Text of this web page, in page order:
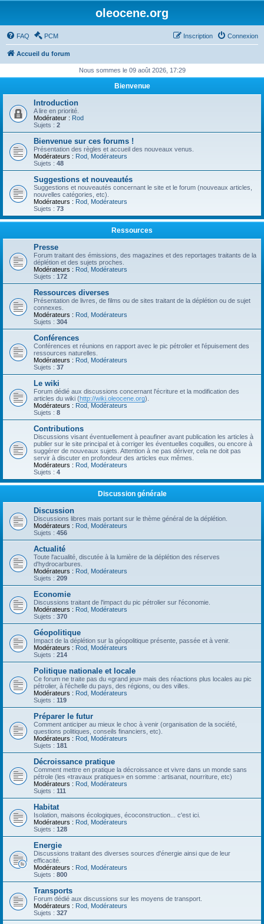
oleocene.org
FAQ PCM Connexion
Inscription
Accueil du forum
Nous sommes le 09 août 2026, 17:29
Bienvenue
Introduction
A lire en priorité.
Modérateur : Rod
Sujets : 2
Bienvenue sur ces forums !
Présentation des règles et accueil des nouveaux venus.
Modérateurs : Rod Modérateurs
Sujets : 48
Suggestions et nouveautés
Suggestions et nouveautés concernant le site et le forum (nouveaux articles,
nouvelles catégories, etc).
Modérateurs : Rod Modérateurs
Sujets : 73
Ressources
Presse
Forum traitant des émissions, des magazines et des reportages traitants de la
déplétion et des sujets proches.
Modérateurs : Rod Modérateurs
Sujets : 172
Ressources diverses
Présentation de livres, de films ou de sites traitant de la déplétion ou de sujet
connexes.
Modérateurs : Rod Modérateurs
Sujets : 304
Conférences
Conférences et réunions en rapport avec le pic pétrolier et l'épuisement des
ressources naturelles.
Modérateurs : Rod Modérateurs
Sujets : 37
Le wiki
Forum dédié aux discussions concernant l'écriture et la modification des
articles du wiki (http://wiki.oleocene.org).
Modérateurs : Rod Modérateurs
Sujets : 8
Contributions
Discussions visant éventuellement à peaufiner avant publication les articles à
publier sur le site principal et à corriger les éventuelles coquilles, ou encore à
suggérer de nouveaux sujets. Attention à ne pas dériver, cela ne doit pas
servir à discuter en profondeur des articles eux mêmes.
Modérateurs : Rod Modérateurs
Sujets : 4
Discussion générale
Discussion
Discussions libres mais portant sur le thème général de la déplétion.
Modérateurs : Rod Modérateurs
Sujets : 456
Actualité
Toute l'acualité, discutée à la lumière de la déplétion des réserves
d'hydrocarbures.
Modérateurs : Rod Modérateurs
Sujets : 209
Economie
Discussions traitant de l'impact du pic pétrolier sur l'économie.
Modérateurs : Rod Modérateurs
Sujets : 370
Géopolitique
Impact de la déplétion sur la géopolitique présente, passée et à venir.
Modérateurs : Rod Modérateurs
Sujets : 214
Politique nationale et locale
Ce forum ne traite pas du «grand jeu» mais des réactions plus locales au pic
pétrolier, à l'échelle du pays, des régions, ou des villes.
Modérateurs : Rod Modérateurs
Sujets : 119
Préparer le futur
Comment anticiper au mieux le choc à venir (organisation de la société,
questions politiques, conseils financiers, etc).
Modérateurs : Rod Modérateurs
Sujets : 181
Décroissance pratique
Comment mettre en pratique la décroissance et vivre dans un monde sans
pétrole (les «travaux pratiques» en somme : artisanat, nourriture, etc)
Modérateurs : Rod Modérateurs
Sujets : 111
Habitat
Isolation, maisons écologiques, écoconstruction... c'est ici.
Modérateurs : Rod Modérateurs
Sujets : 128
Energie
Discussions traitant des diverses sources d'énergie ainsi que de leur
efficacité.
Modérateurs : Rod Modérateurs
Sujets : 800
Transports
Forum dédié aux discussions sur les moyens de transport.
Modérateurs : Rod Modérateurs
Sujets : 327